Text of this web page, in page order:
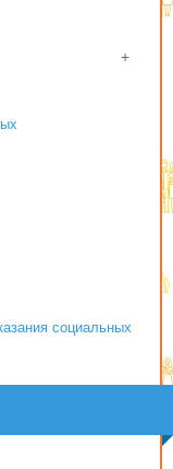
+
социальных